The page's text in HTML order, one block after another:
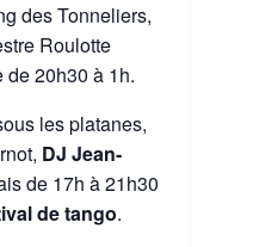
des Tonneliers,
Roulotte
de 20h30 à 1h.
les platanes,
DJ Jean-
de 17h à 21h30
de tango.